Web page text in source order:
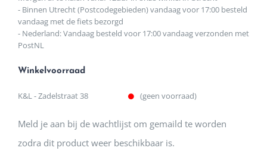
- Binnen Utrecht (Postcodegebieden) vandaag voor 17:00 besteld
vandaag met de fiets bezorgd
- Nederland: Vandaag besteld voor 17:00 vandaag verzonden met
PostNL
Winkelvoorraad
K&L - Zadelstraat 38 (geen voorraad)
Meld je aan bij de wachtlijst om gemaild te worden
zodra dit product weer beschikbaar is.